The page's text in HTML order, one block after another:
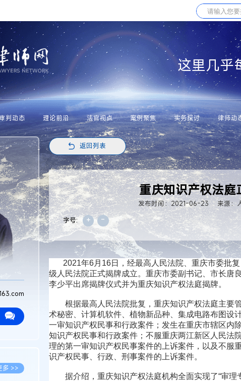
这里几乎
审判动态 理论前沿 法官视点 案例聚焦 实务探讨 律师动
多 >>
返回列表
重庆知识产权法庭
发布时间：2021-06-23
来源：
字号:
+ -
2021年6月16日，经最高人民法院、重庆市委批复
级人民法院正式揭牌成立。重庆市委副书记、市长唐
李少平出席揭牌仪式并为重庆知识产权法庭揭牌。
根据最高人民法院批复，重庆知识产权法庭主要
术秘密、计算机软件、植物新品种、集成电路布图设
一审知识产权民事和行政案件；发生在重庆市辖区内
知识产权民事和行政案件；不服重庆两江新区人民法
理的第一审知识产权民事案件的上诉案件，以及不服
识产权民事、行政、刑事案件的上诉案件。
据介绍，重庆知识产权法庭机构全面实现了“审理